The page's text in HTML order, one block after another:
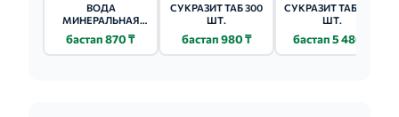
ВОДА
МИНЕРАЛЬНАЯ
бастап 870 ₸
СУКРАЗИТ ТАБ 300
ШТ.
бастап 980 ₸
СУКРАЗИТ ТАБ 1200
ШТ.
бастап 5 480 ₸